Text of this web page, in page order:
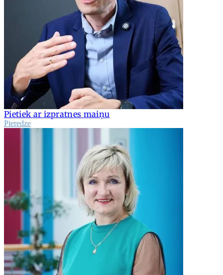
Pietiek ar izpratnes maiņu
Pieredze